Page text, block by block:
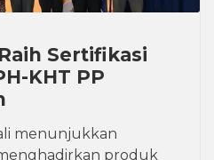
Sertifikasi
KHT PP
menunjukkan
produk